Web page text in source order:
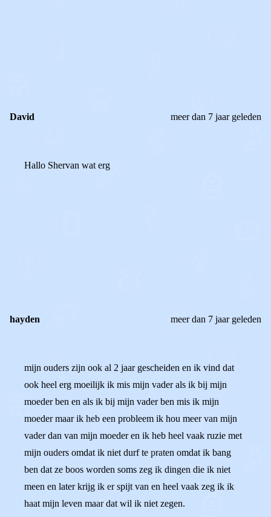
David meer dan 7 jaar geleden
Hallo Shervan wat erg
hayden meer dan 7 jaar geleden
mijn ouders zijn ook al 2 jaar gescheiden en ik vind dat
ook heel erg moeilijk ik mis mijn vader als ik bij mijn
moeder ben en als ik bij mijn vader ben mis ik mijn
moeder maar ik heb een probleem ik hou meer van mijn
vader dan van mijn moeder en ik heb heel vaak ruzie met
mijn ouders omdat ik niet durf te praten omdat ik bang
ben dat ze boos worden soms zeg ik dingen die ik niet
meen en later krijg ik er spijt van en heel vaak zeg ik ik
haat mijn leven maar dat wil ik niet zegen.